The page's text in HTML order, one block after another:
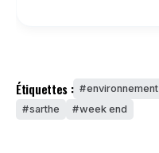
Étiquettes : environnement
sarthe
week end